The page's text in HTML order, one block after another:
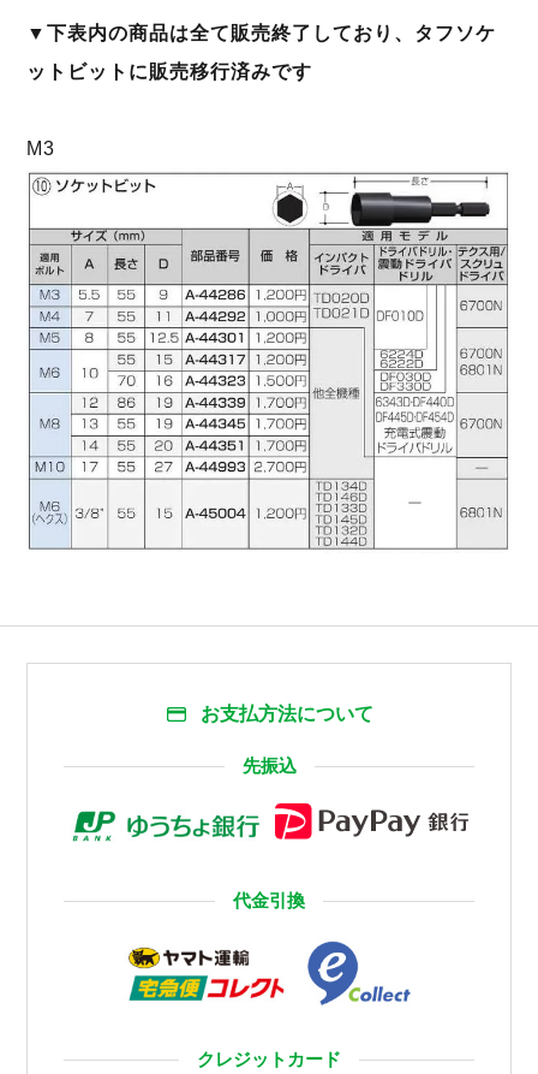
▼下表内の商品は全て販売終了しており、タフソケ
ットビットに販売移行済みです
M3
お支払方法について
先振込
代金引換
クレジットカード